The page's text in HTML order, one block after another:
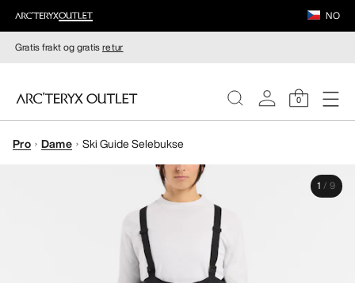
NO
Gratis frakt og gratisretur
0
DAMER
Pro Dame Ski Guide Selebukse
1 / 9